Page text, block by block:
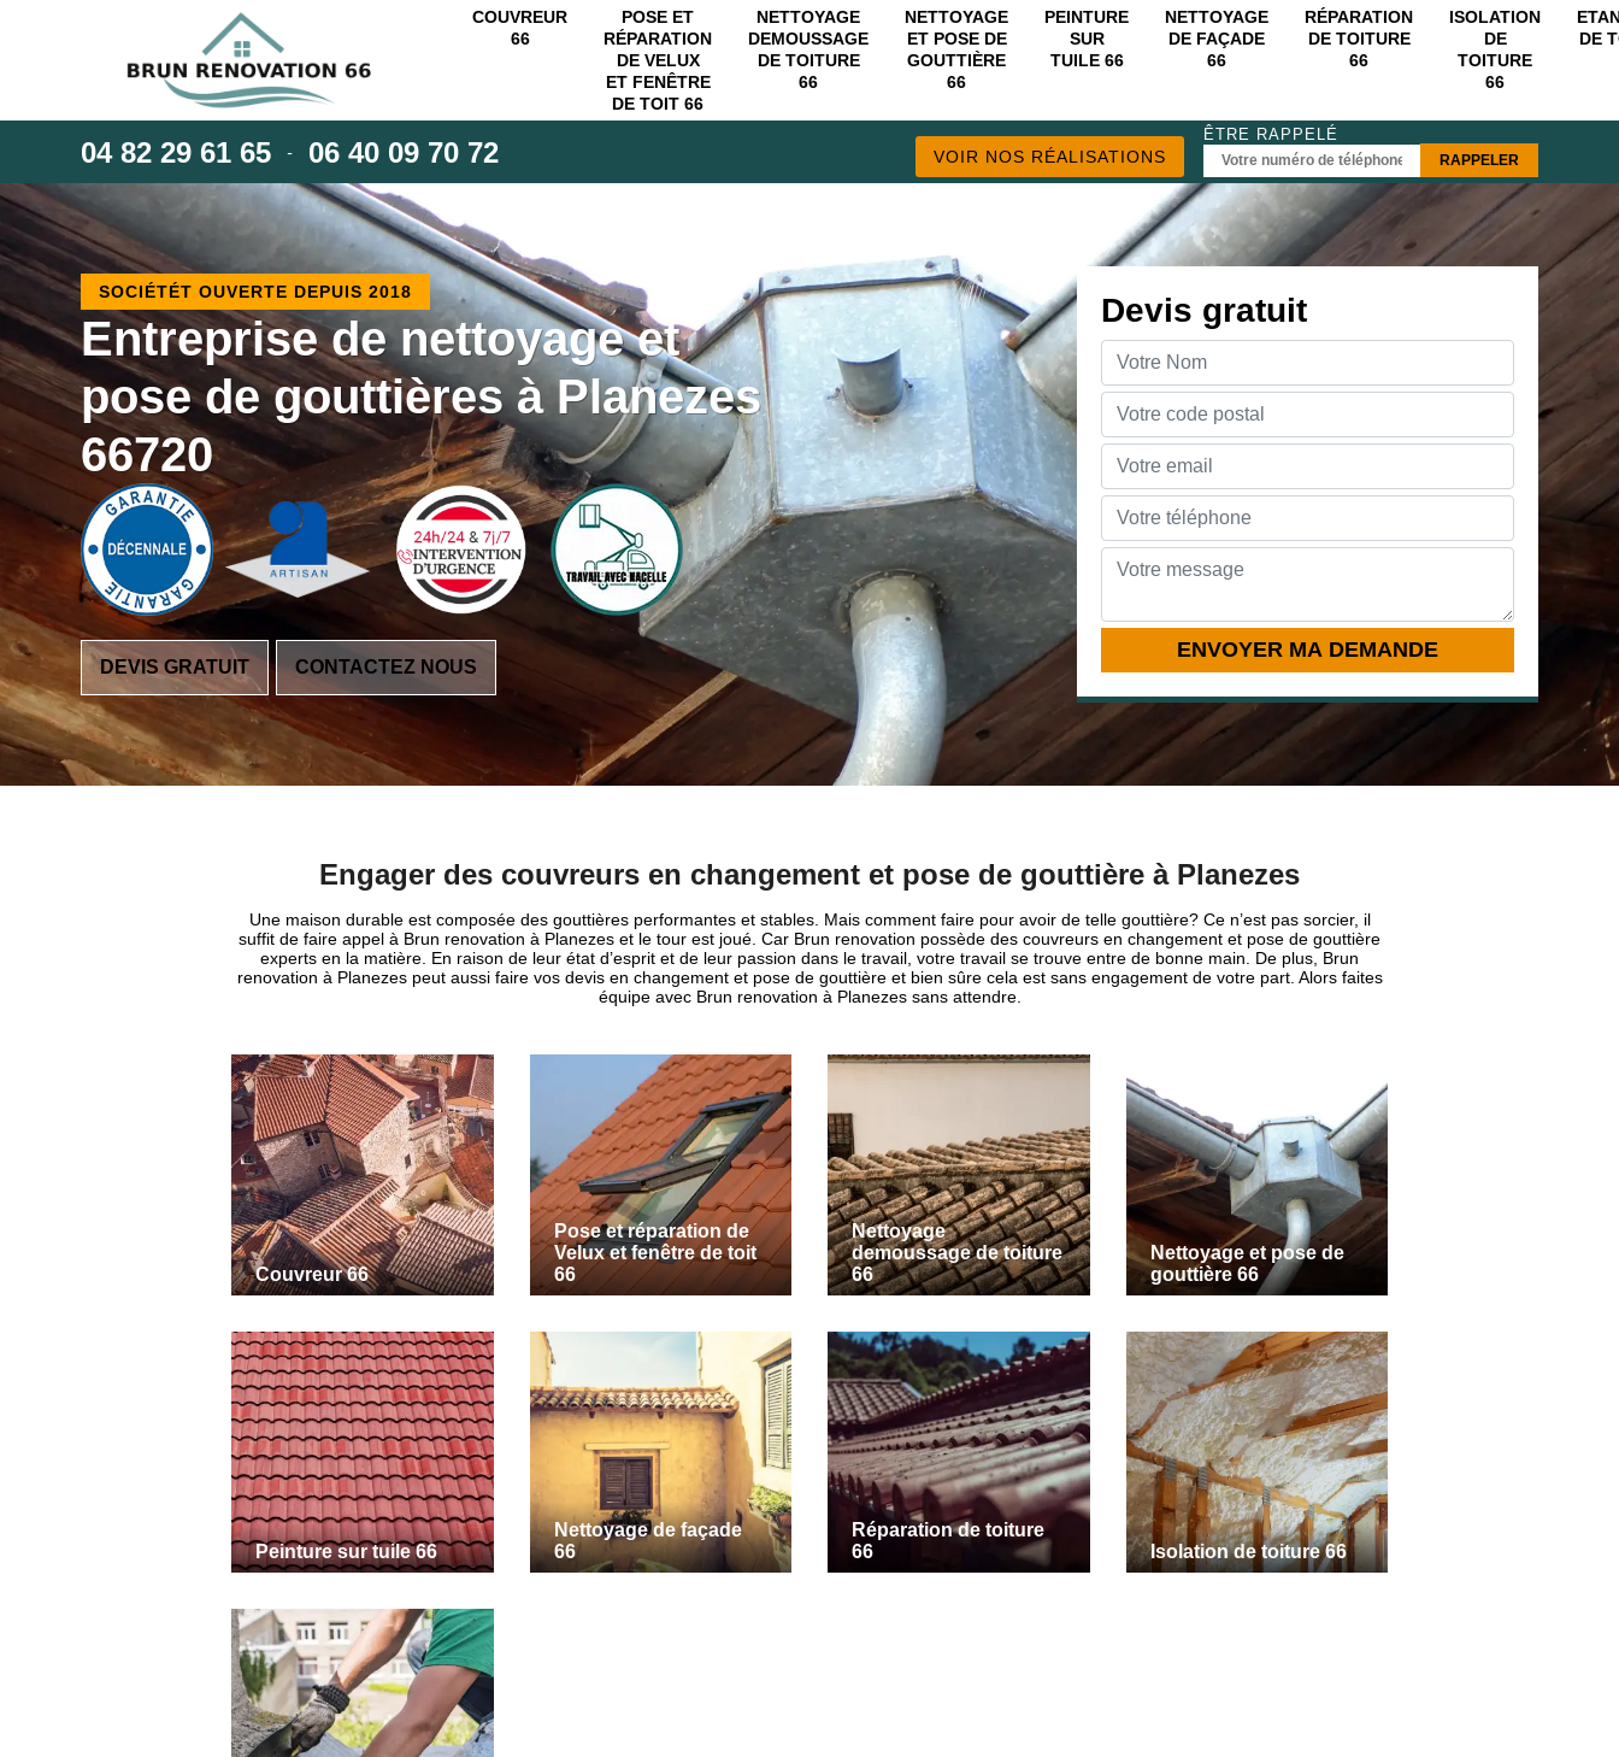
COUVREUR
66
POSE ET
RÉPARATION
DE VELUX
ET FENÊTRE
DE TOIT 66
NETTOYAGE
DEMOUSSAGE
DE TOITURE
66
NETTOYAGE
ET POSE DE
GOUTTIÈRE
66
PEINTURE
SUR
TUILE 66
NETTOYAGE
DE FAÇADE
66
RÉPARATION
DE TOITURE
66
ISOLATION
DE
TOITURE
66
DE
04 82 29 61 65 - 06 40 09 70 72 VOIR NOS RÉALISATIONS
ÊTRE RAPPELÉ
SOCIÉTÉT OUVERTE DEPUIS 2018
Entreprise de nettoyage et
pose de gouttières à Planezes
66720
DEVIS GRATUIT CONTACTEZ NOUS
Devis gratuit
Engager des couvreurs en changement et pose de gouttière à Planezes
Une maison durable est composée des gouttières performantes et stables. Mais comment faire pour avoir de telle gouttière? Ce n’est pas sorcier, il
suffit de faire appel à Brun renovation à Planezes et le tour est joué. Car Brun renovation possède des couvreurs en changement et pose de gouttière
experts en la matière. En raison de leur état d’esprit et de leur passion dans le travail, votre travail se trouve entre de bonne main. De plus, Brun
renovation à Planezes peut aussi faire vos devis en changement et pose de gouttière et bien sûre cela est sans engagement de votre part. Alors faites
équipe avec Brun renovation à Planezes sans attendre.
Couvreur 66
Pose et réparation de
Velux et fenêtre de toit
66
Nettoyage
demoussage de toiture
66
Nettoyage et pose de
gouttière 66
Peinture sur tuile 66
Nettoyage de façade
66
Réparation de toiture
66
Isolation de toiture 66